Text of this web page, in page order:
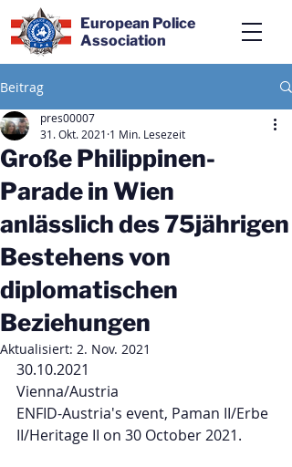
European Police
Association
Beitrag
Große Philippinen-
Parade in Wien
anlässlich des 75jährigen
Bestehens von
diplomatischen
Beziehungen
pres00007
31. Okt. 2021 1 Min. Lesezeit
Aktualisiert: 2. Nov. 2021
30.10.2021
Vienna/Austria
ENFID-Austria's event, Paman II/Erbe
II/Heritage II on 30 October 2021.